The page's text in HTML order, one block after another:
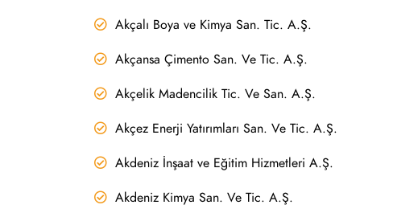
Akçalı Boya ve Kimya San. Tic. A.Ş.
Akçansa Çimento San. Ve Tic. A.Ş.
Akçelik Madencilik Tic. Ve San. A.Ş.
Akçez Enerji Yatırımları San. Ve Tic. A.Ş.
Akdeniz İnşaat ve Eğitim Hizmetleri A.Ş.
Akdeniz Kimya San. Ve Tic. A.Ş.